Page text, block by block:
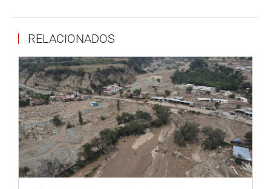
competencias de nivel regional en el departamento de
Lima.
Lima, 30 de junio de 2021.
DESPACHO CONGRESAL
RELACIONADOS